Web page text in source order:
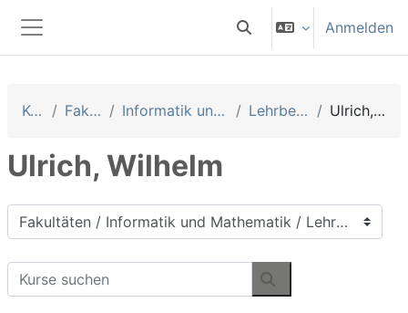
Website-Übersicht
Sucheingabe umschalten
Anmelden
Kurse Fakultäten Informatik und Mathematik Lehrbeauftragte Ulrich, Wilhelm
Ulrich, Wilhelm
Kursbereiche
Kurse suchen
Kurse suchen